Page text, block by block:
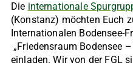
Die internationale
(Konstanz) möchten Euch
Internationalen Bodensee-
„Friedensraum Bodensee
einladen. Wir von der FGL